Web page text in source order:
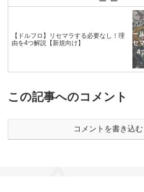
【ドルフロ】リセマラする必要なし！理
由を4つ解説【新規向け】
この記事へのコメント
コメントを書き込む